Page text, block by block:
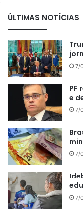
ÚLTIMAS NOTÍCIAS
7/
PF
e
7/
7/
7/